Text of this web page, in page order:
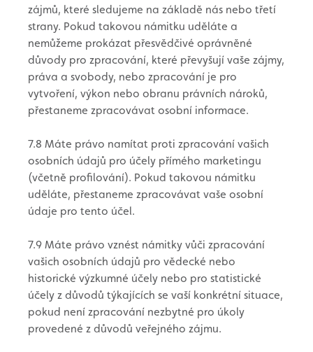
zájmů, které sledujeme na základě nás nebo třetí
strany. Pokud takovou námitku uděláte a
nemůžeme prokázat přesvědčivé oprávněné
důvody pro zpracování, které převyšují vaše zájmy,
práva a svobody, nebo zpracování je pro
vytvoření, výkon nebo obranu právních nároků,
přestaneme zpracovávat osobní informace.
7.8 Máte právo namítat proti zpracování vašich
osobních údajů pro účely přímého marketingu
(včetně profilování). Pokud takovou námitku
uděláte, přestaneme zpracovávat vaše osobní
údaje pro tento účel.
7.9 Máte právo vznést námitky vůči zpracování
vašich osobních údajů pro vědecké nebo
historické výzkumné účely nebo pro statistické
účely z důvodů týkajících se vaší konkrétní situace,
pokud není zpracování nezbytné pro úkoly
provedené z důvodů veřejného zájmu.